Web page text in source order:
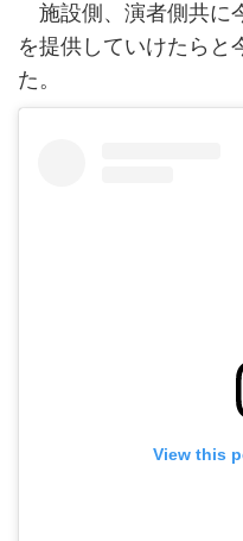
施設側、演者側共に
を提供していけたらと
た。
View this